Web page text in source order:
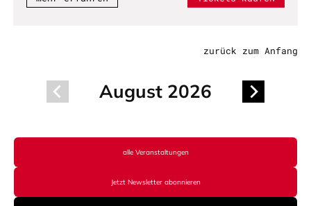
zurück zum Anfang
August 2026
alle Veranstaltungen
Jetzt Newsletter abonnieren